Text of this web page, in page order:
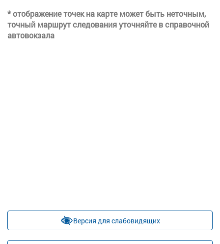
* отображение точек на карте может быть неточным,
точный маршрут следования уточняйте в справочной
автовокзала
Версия для слабовидящих